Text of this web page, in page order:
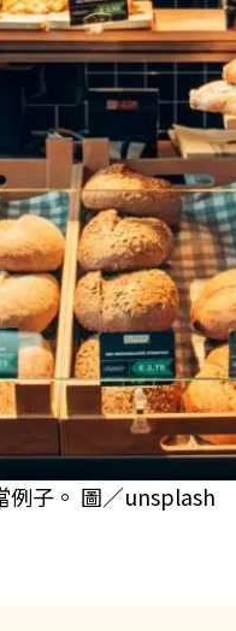
例子。 圖／unsplash